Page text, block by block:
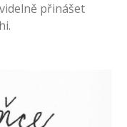
přinášet